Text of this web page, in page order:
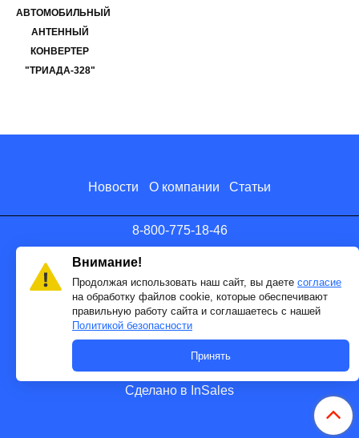
АВТОМОБИЛЬНЫЙ
АНТЕННЫЙ
КОНВЕРТЕР
"ТРИАДА-328"
Новости О компании Статьи
8-800-775-18-46
info@antenna.ru
Сделано в InSales
Внимание!
Продолжая использовать наш сайт, вы даете согласие
на обработку файлов cookie, которые обеспечивают
правильную работу сайта и соглашаетесь с нашей
Политикой безопасности
Принять